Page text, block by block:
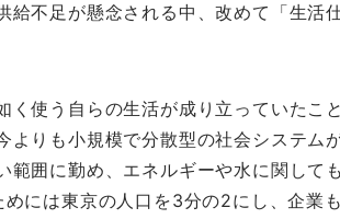
不足が懸念される中、改めて「生活
使う自らの生活が成り立っていたこ
りも小規模で分散型の社会システ
囲に勤め、エネルギーや水に関して
には東京の人口を3分の2にし、企業